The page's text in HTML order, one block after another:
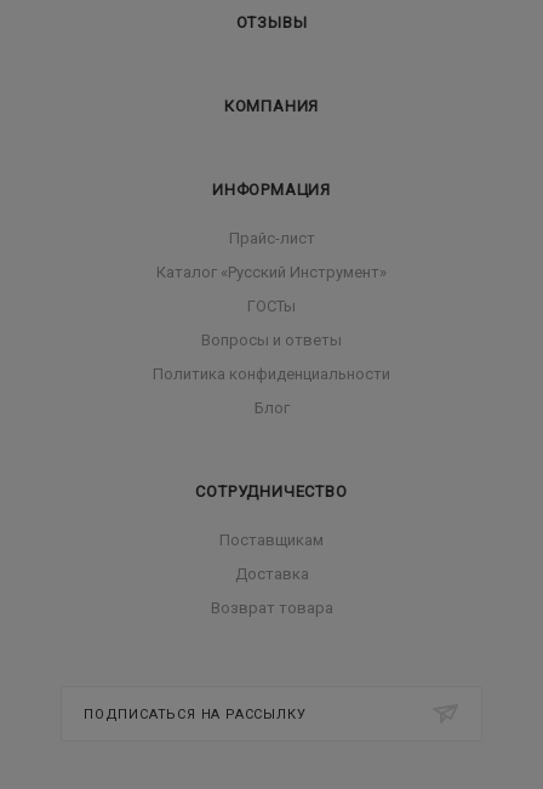
ОТЗЫВЫ
КОМПАНИЯ
ИНФОРМАЦИЯ
Прайс-лист
Каталог «Русский Инструмент»
ГОСТы
Вопросы и ответы
Политика конфиденциальности
Блог
СОТРУДНИЧЕСТВО
Поставщикам
Доставка
Возврат товара
ПОДПИСАТЬСЯ НА РАССЫЛКУ